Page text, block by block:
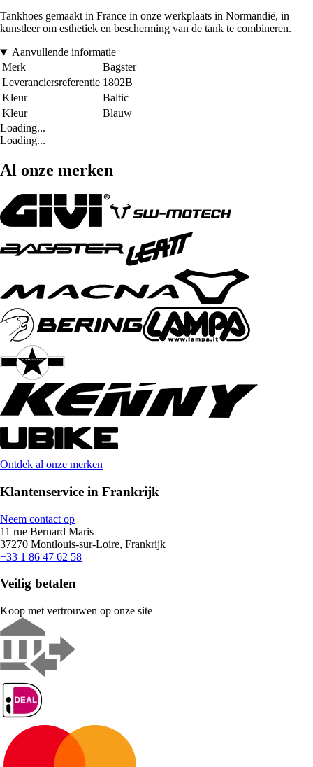
Tankhoes gemaakt in France in onze werkplaats in Normandië, in
kunstleer om esthetiek en bescherming van de tank te combineren.
Aanvullende informatie
Merk
Bagster
Leveranciersreferentie 1802B
Kleur
Baltic
Kleur
Blauw
Loading...
Loading...
Al onze merken
Ontdek al onze merken
Klantenservice in Frankrijk
Neem contact op
11 rue Bernard Maris
37270 Montlouis-sur-Loire, Frankrijk
+33 1 86 47 62 58
Veilig betalen
Koop met vertrouwen op onze site